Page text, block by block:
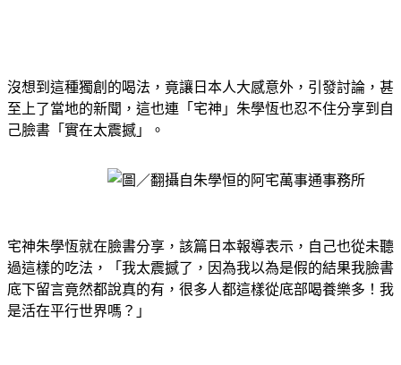
沒想到這種獨創的喝法，竟讓日本人大感意外，引發討論，甚
至上了當地的新聞，這也連「宅神」朱學恆也忍不住分享到自
己臉書「實在太震撼」。
宅神朱學恆就在臉書分享，該篇日本報導表示，自己也從未聽
過這樣的吃法，「我太震撼了，因為我以為是假的結果我臉書
底下留言竟然都說真的有，很多人都這樣從底部喝養樂多！我
是活在平行世界嗎？」